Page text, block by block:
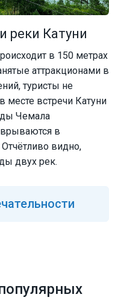
реки Катуни
в 150 метрах
аттракционами в
туристы не
встречи Катуни
Чемала
в
видно,
двух рек.